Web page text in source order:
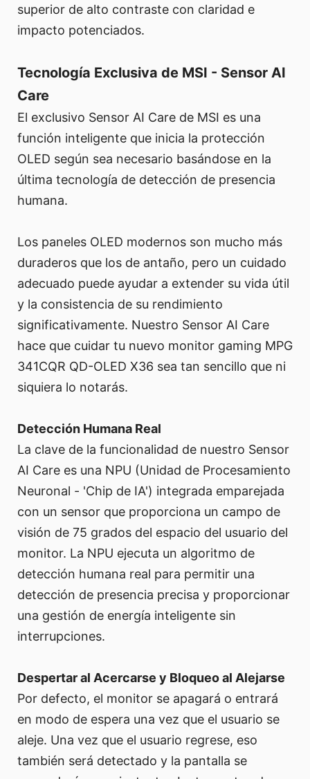
superior de alto contraste con claridad e
impacto potenciados.
Tecnología Exclusiva de MSI - Sensor AI
Care
El exclusivo Sensor AI Care de MSI es una
función inteligente que inicia la protección
OLED según sea necesario basándose en la
última tecnología de detección de presencia
humana.
Los paneles OLED modernos son mucho más
duraderos que los de antaño, pero un cuidado
adecuado puede ayudar a extender su vida útil
y la consistencia de su rendimiento
significativamente. Nuestro Sensor AI Care
hace que cuidar tu nuevo monitor gaming MPG
341CQR QD-OLED X36 sea tan sencillo que ni
siquiera lo notarás.
Detección Humana Real
La clave de la funcionalidad de nuestro Sensor
AI Care es una NPU (Unidad de Procesamiento
Neuronal - 'Chip de IA') integrada emparejada
con un sensor que proporciona un campo de
visión de 75 grados del espacio del usuario del
monitor. La NPU ejecuta un algoritmo de
detección humana real para permitir una
detección de presencia precisa y proporcionar
una gestión de energía inteligente sin
interrupciones.
Despertar al Acercarse y Bloqueo al Alejarse
Por defecto, el monitor se apagará o entrará
en modo de espera una vez que el usuario se
aleje. Una vez que el usuario regrese, eso
también será detectado y la pantalla se